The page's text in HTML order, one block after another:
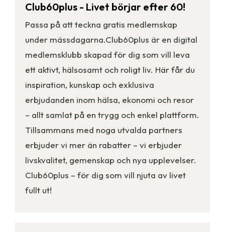
Club60plus - Livet börjar efter 60!
Passa på att teckna gratis medlemskap
under mässdagarna.Club60plus är en digital
medlemsklubb skapad för dig som vill leva
ett aktivt, hälsosamt och roligt liv. Här får du
inspiration, kunskap och exklusiva
erbjudanden inom hälsa, ekonomi och resor
– allt samlat på en trygg och enkel plattform.
Tillsammans med noga utvalda partners
erbjuder vi mer än rabatter – vi erbjuder
livskvalitet, gemenskap och nya upplevelser.
Club60plus – för dig som vill njuta av livet
fullt ut!